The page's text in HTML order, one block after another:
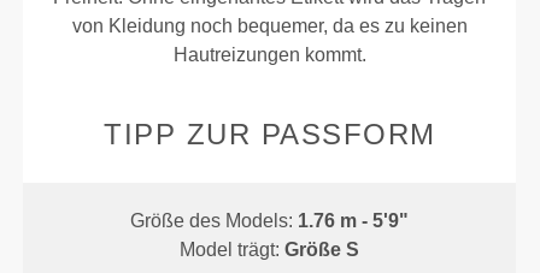
von Kleidung noch bequemer, da es zu keinen
Hautreizungen kommt.
TIPP ZUR PASSFORM
Größe des Models: 1.76 m - 5'9"
Model trägt:Größe S